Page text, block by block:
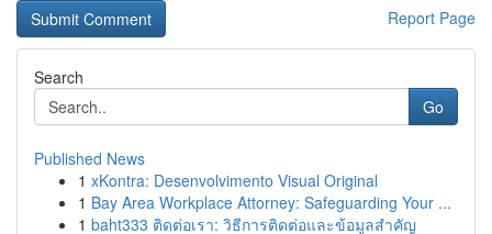
Report Page
Search
Go
Published News
1 xKontra: Desenvolvimento Visual Original
1 Bay Area Workplace Attorney: Safeguarding Your ...
1 baht333 ติดต่อเรา: วิธีการติดต่อและข้อมูลสำคัญ